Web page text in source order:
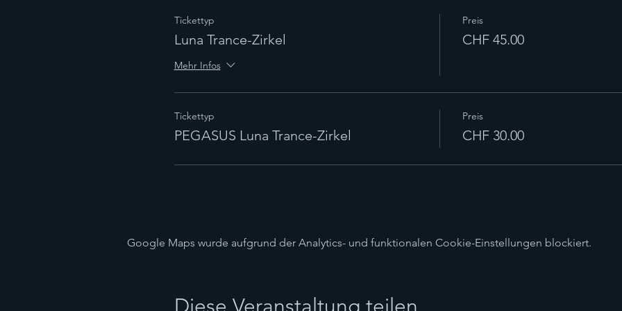
Tickettyp
Luna Trance-Zirkel
Mehr Infos
Preis
CHF 45.00
Tickettyp
PEGASUS Luna Trance-Zirkel
Preis
CHF 30.00
Google Maps wurde aufgrund der Analytics- und funktionalen Cookie-Einstellungen blockiert.